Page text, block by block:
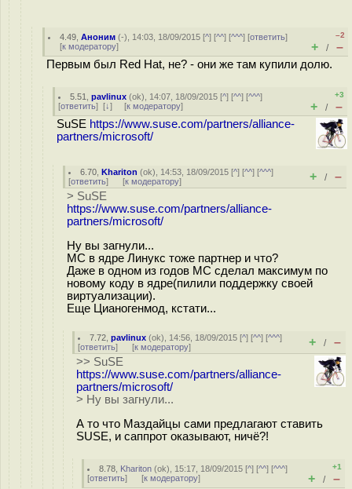
4.49 ,Аноним (-), 14:03, 18/09/2015 [^] [^^] [^^^] [ответить]
[к модератору]
–2
+ / –
Первым был Red Hat, не? - они же там купили долю.
5.51 ,pavlinux (ok), 14:07, 18/09/2015 [^] [^^] [^^^]
[ответить] [↓] [к модератору]
+3
+ / –
SuSE https://www.suse.com/partners/alliance-
partners/microsoft/
6.70 ,Khariton (ok), 14:53, 18/09/2015 [^] [^^] [^^^]
[ответить] [к модератору] + / –
> SuSE
https://www.suse.com/partners/alliance-
partners/microsoft/
Ну вы загнули...
МС в ядре Линукс тоже партнер и что?
Даже в одном из годов МС сделал максимум по
новому коду в ядре(пилили поддержку своей
виртуализации).
Еще Цианогенмод, кстати...
7.72 ,pavlinux (ok), 14:56, 18/09/2015 [^] [^^] [^^^]
[ответить] [к модератору] + / –
>> SuSE
https://www.suse.com/partners/alliance-
partners/microsoft/
> Ну вы загнули...
А то что Маздайцы сами предлагают ставить
SUSE, и саппрот оказывают, ничё?!
8.78 Khariton (ok), 15:17, 18/09/2015 [^] [^^] [^^^]
[ответить] [к модератору]
+1
+ / –